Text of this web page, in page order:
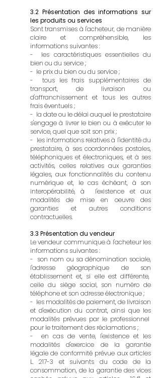
3.2 Présentation des informations sur
les produits ou services
Sont transmises à l'acheteur, de manière
claire et compréhensible, les
informations suivantes :
- les caractéristiques essentielles du
bien ou du service ;
- le prix du bien ou du service ;
- tous les frais supplémentaires de
transport, de livraison ou
d'affranchissement et tous les autres
frais éventuels ;
- la date ou le délai auquel le prestataire
s'engage à livrer le bien ou à exécuter le
service, quel que soit son prix ;
- les informations relatives à l'identité du
prestataire, à ses coordonnées postales,
téléphoniques et électroniques, et à ses
activités, celles relatives aux garanties
légales, aux fonctionnalités du contenu
numérique et, le cas échéant, à son
interopérabilité, à l'existence et aux
modalités de mise en oeuvre des
garanties et autres conditions
contractuelles.
3.3 Présentation du vendeur
Le vendeur communique à l'acheteur les
informations suivantes :
- son nom ou sa dénomination sociale,
l'adresse géographique de son
établissement et, si elle est différente,
celle du siège social, son numéro de
téléphone et son adresse électronique ;
- les modalités de paiement, de livraison
et d'exécution du contrat, ainsi que les
modalités prévues par le professionnel
pour le traitement des réclamations ;
- en cas de vente, l'existence et les
modalités d'exercice de la garantie
légale de conformité prévue aux articles
L. 217-3 et suivants du code de la
consommation, de la garantie des vices